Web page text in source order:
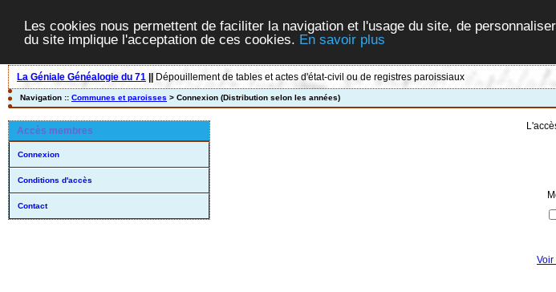
Les cookies nous permettent de faciliter la navigation et l'usage du site, de
du site implique l'acceptation de ces cookies. En savoir plus
La Géniale Généalogie du 71 Dépouillement de tables et actes d'état-civil ou de registres paroissiaux
Navigation :: Communes et paroisses > Connexion (Distribution selon les années)
Accès membres
Connexion
Conditions d'accès
Contact
Voir